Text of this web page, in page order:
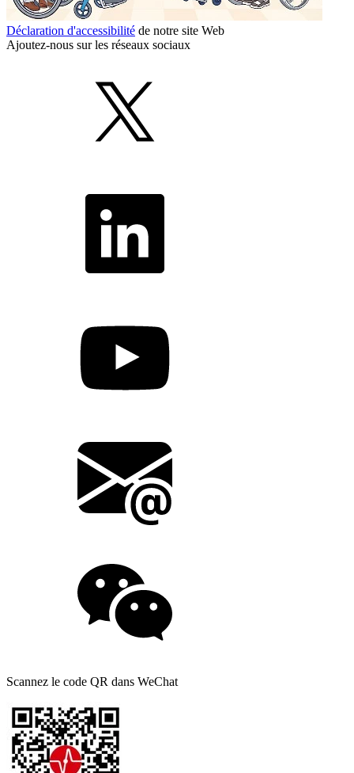
Déclaration d'accessibilité de notre site Web
Ajoutez-nous sur les réseaux sociaux
Scannez le code QR dans WeChat